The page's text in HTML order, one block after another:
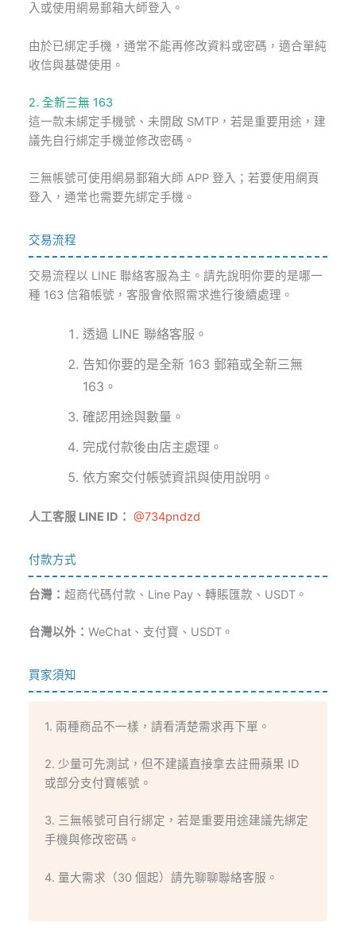
入或使用網易郵箱大師登入。
由於已綁定手機，通常不能再修改資料或密碼，適合單純
收信與基礎使用。
2. 全新三無 163
這一款未綁定手機號、未開啟 SMTP，若是重要用途，建
議先自行綁定手機並修改密碼。
三無帳號可使用網易郵箱大師 APP 登入；若要使用網頁
登入，通常也需要先綁定手機。
交易流程
交易流程以 LINE 聯絡客服為主。請先說明你要的是哪一
種 163 信箱帳號，客服會依照需求進行後續處理。
透過 LINE 聯絡客服。
告知你要的是全新 163 郵箱或全新三無
163。
確認用途與數量。
完成付款後由店主處理。
依方案交付帳號資訊與使用說明。
人工客服 LINE ID： @734pndzd
付款方式
台灣： 超商代碼付款、Line Pay、轉賬匯款、USDT。
台灣以外： WeChat、支付寶、USDT。
買家須知
1. 兩種商品不一樣，請看清楚需求再下單。
2. 少量可先測試，但不建議直接拿去註冊蘋果 ID
或部分支付寶帳號。
3. 三無帳號可自行綁定，若是重要用途建議先綁定
手機與修改密碼。
4. 量大需求（30 個起）請先聊聊聯絡客服。